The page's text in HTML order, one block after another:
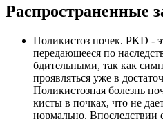
Распространенные
Поликистоз почек. PKD -
передающееся по
бдительными, так как
проявляться уже в
Поликистозная болезнь
кисты в почках, что не
нормально. Впоследствии